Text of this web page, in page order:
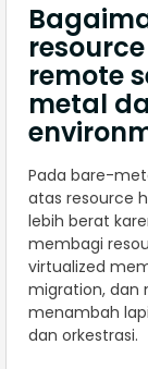
remote
metal
Pada bare-
atas resource
lebih berat
membagi
virtualized
migration, dan
menambah
dan orkestrasi.